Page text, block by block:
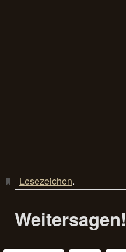
Lesezeichen.
Weitersagen!